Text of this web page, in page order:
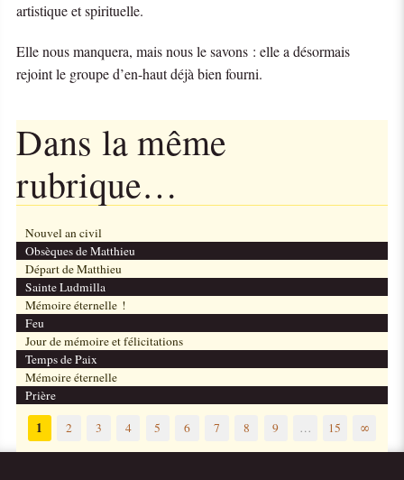
artistique et spirituelle.
Elle nous manquera, mais nous le savons : elle a désormais
rejoint le groupe d’en-haut déjà bien fourni.
Dans la même
rubrique…
Nouvel an civil
Obsèques de Matthieu
Départ de Matthieu
Sainte Ludmilla
Mémoire éternelle !
Feu
Jour de mémoire et félicitations
Temps de Paix
Mémoire éternelle
Prière
1 2 3 4 5 6 7 8 9 … 15 ∞